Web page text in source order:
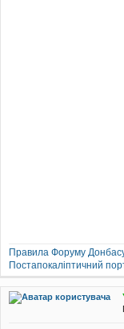
Правила Форуму
Постапокаліптичний